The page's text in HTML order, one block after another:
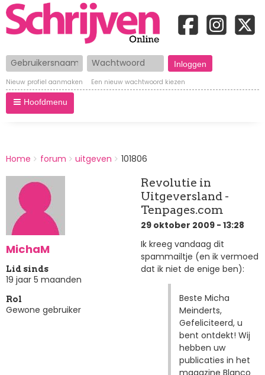
Gebruikersnaam Wachtwoord
Nieuw profiel aanmaken Een nieuw wachtwoord kiezen
Hoofdmenu
BREADCRUMBS
You
here:
Home forum uitgeven 101806
MichaM
Lid sinds
19 jaar 5 maanden
Rol
Gewone gebruiker
Revolutie in
Uitgeversland -
Tenpages.com
29 oktober 2009 - 13:28
Ik kreeg vandaag dit
spammailtje (en ik vermoed
dat ik niet de enige ben):
Beste Micha
Meinderts,
Gefeliciteerd, u
bent ontdekt! Wij
hebben uw
publicaties in het
magazine Blanco